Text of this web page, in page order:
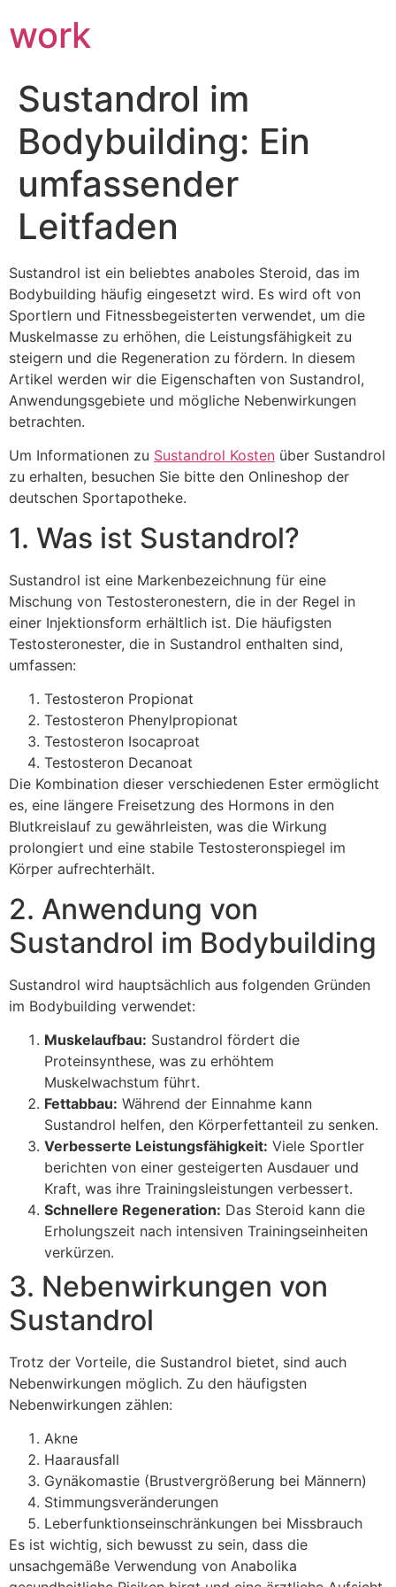
work
Sustandrol im
Bodybuilding: Ein
umfassender
Leitfaden
Sustandrol ist ein beliebtes anaboles Steroid, das im
Bodybuilding häufig eingesetzt wird. Es wird oft von
Sportlern und Fitnessbegeisterten verwendet, um die
Muskelmasse zu erhöhen, die Leistungsfähigkeit zu
steigern und die Regeneration zu fördern. In diesem
Artikel werden wir die Eigenschaften von Sustandrol,
Anwendungsgebiete und mögliche Nebenwirkungen
betrachten.
Um Informationen zu Sustandrol Kosten über Sustandrol
zu erhalten, besuchen Sie bitte den Onlineshop der
deutschen Sportapotheke.
1. Was ist Sustandrol?
Sustandrol ist eine Markenbezeichnung für eine
Mischung von Testosteronestern, die in der Regel in
einer Injektionsform erhältlich ist. Die häufigsten
Testosteronester, die in Sustandrol enthalten sind,
umfassen:
Testosteron Propionat
Testosteron Phenylpropionat
Testosteron Isocaproat
Testosteron Decanoat
Die Kombination dieser verschiedenen Ester ermöglicht
es, eine längere Freisetzung des Hormons in den
Blutkreislauf zu gewährleisten, was die Wirkung
prolongiert und eine stabile Testosteronspiegel im
Körper aufrechterhält.
2. Anwendung von
Sustandrol im Bodybuilding
Sustandrol wird hauptsächlich aus folgenden Gründen
im Bodybuilding verwendet:
Muskelaufbau: Sustandrol fördert die
Proteinsynthese, was zu erhöhtem
Muskelwachstum führt.
Fettabbau: Während der Einnahme kann
Sustandrol helfen, den Körperfettanteil zu senken.
Verbesserte Leistungsfähigkeit: Viele Sportler
berichten von einer gesteigerten Ausdauer und
Kraft, was ihre Trainingsleistungen verbessert.
Schnellere Regeneration: Das Steroid kann die
Erholungszeit nach intensiven Trainingseinheiten
verkürzen.
3. Nebenwirkungen von
Sustandrol
Trotz der Vorteile, die Sustandrol bietet, sind auch
Nebenwirkungen möglich. Zu den häufigsten
Nebenwirkungen zählen:
Akne
Haarausfall
Gynäkomastie (Brustvergrößerung bei Männern)
Stimmungsveränderungen
Leberfunktionseinschränkungen bei Missbrauch
Es ist wichtig, sich bewusst zu sein, dass die
unsachgemäße Verwendung von Anabolika